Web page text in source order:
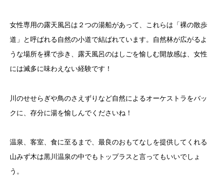
女性専用の露天風呂は２つの湯船があって、これらは「裸の散歩
道」と呼ばれる自然の小道で結ばれています。自然林が広がるよ
うな場所を裸で歩き、露天風呂のはしごを愉しむ開放感は、女性
には滅多に味わえない経験です！
川のせせらぎや鳥のさえずりなど自然によるオーケストラをバッ
クに、存分に湯を愉しんでくださいね！
温泉、客室、食に至るまで、最良のおもてなしを提供してくれる
山みず木は黒川温泉の中でもトップラスと言ってもいいでしょ
う。